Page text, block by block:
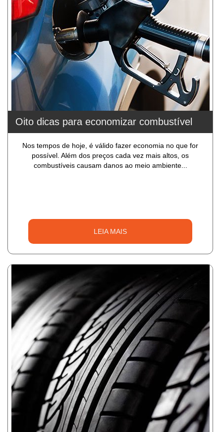
Oito dicas para economizar combustível
Nos tempos de hoje, é válido fazer economia no que for
possível. Além dos preços cada vez mais altos, os
combustíveis causam danos ao meio ambiente...
LEIA MAIS